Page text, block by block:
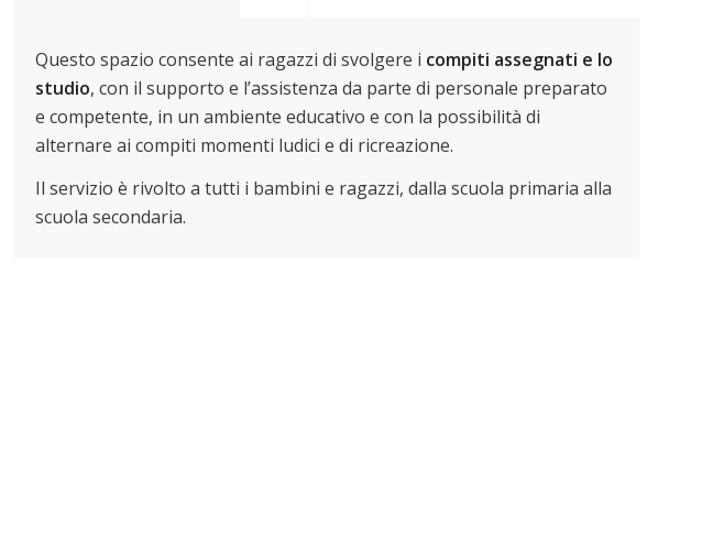
Questo spazio consente ai ragazzi di svolgere i compiti assegnati e lo
studio, con il supporto e l’assistenza da parte di personale preparato
e competente, in un ambiente educativo e con la possibilità di
alternare ai compiti momenti ludici e di ricreazione.
Il servizio è rivolto a tutti i bambini e ragazzi, dalla scuola primaria alla
scuola secondaria.